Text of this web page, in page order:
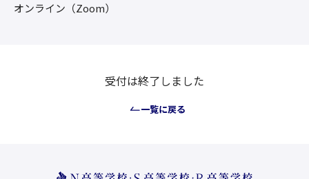
オンライン（Zoom）
受付は終了しました
一覧に戻る